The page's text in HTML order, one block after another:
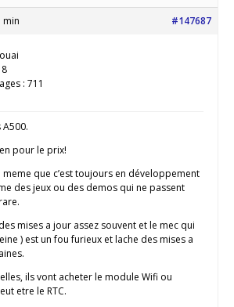
min #147687
: 711
A500.
pour le prix!
que c’est toujours en développement
des jeux ou des demos qui ne passent
mises a jour assez souvent et le mec qui
) est un fou furieux et lache des mises a
ils vont acheter le module Wifi ou
etre le RTC.